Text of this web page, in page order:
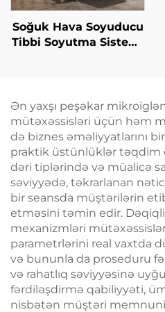
Soğuk Hava Soyuducu
Tibbi Soyutma Sistemi
Davamlı, Təmasdan
Azad Kliniki İstifadə
üçün
Ən yaxşı peşəkar
mütəxəssisləri üçün həm
də biznes əməliyyatlarını
praktik üstünlüklər təqdim
dəri tiplərində və müalicə
səviyyədə, təkrarlanan
bir seansda müştərilərin
etməsini təmin edir.
mexanizmləri
parametrlərini real vaxtda
və bununla da proseduru
və rahatlıq səviyyəsinə
fərdiləşdirmə qabiliyyəti,
nisbətən müştəri